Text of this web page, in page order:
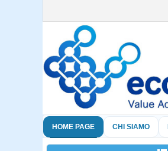
HOME PAGE CHI SIAMO